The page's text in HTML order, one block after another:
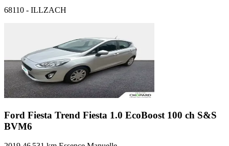
68110 - ILLZACH
Ford Fiesta Trend Fiesta 1.0 EcoBoost 100 ch S&S
BVM6